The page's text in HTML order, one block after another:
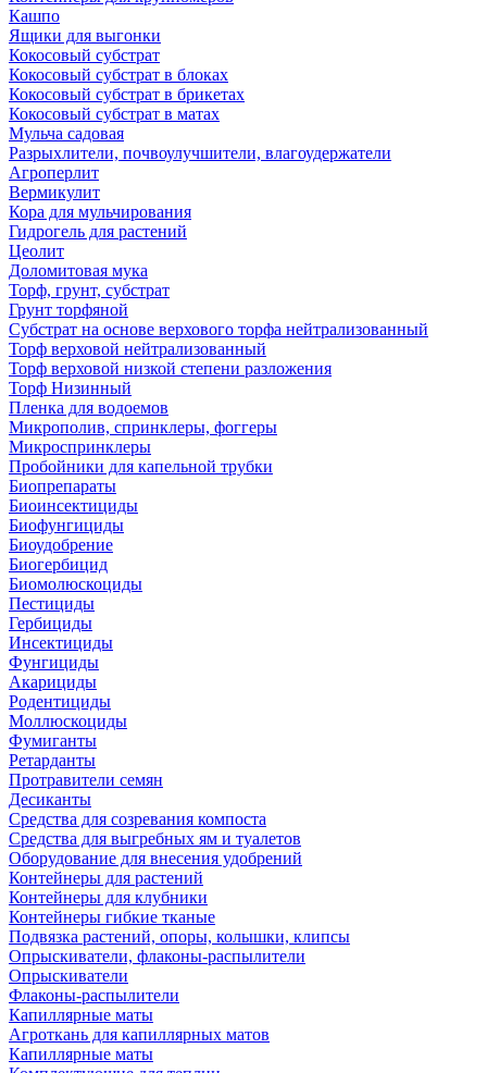
Кашпо
Ящики для выгонки
Кокосовый субстрат
Кокосовый субстрат в блоках
Кокосовый субстрат в брикетах
Кокосовый субстрат в матах
Мульча садовая
Разрыхлители, почвоулучшители, влагоудержатели
Агроперлит
Вермикулит
Кора для мульчирования
Гидрогель для растений
Цеолит
Доломитовая мука
Торф, грунт, субстрат
Грунт торфяной
Субстрат на основе верхового торфа нейтрализованный
Торф верховой нейтрализованный
Торф верховой низкой степени разложения
Торф Низинный
Пленка для водоемов
Микрополив, спринклеры, фоггеры
Микроспринклеры
Пробойники для капельной трубки
Биопрепараты
Биоинсектициды
Биофунгициды
Биоудобрение
Биогербицид
Биомолюскоциды
Пестициды
Гербициды
Инсектициды
Фунгициды
Акарициды
Родентициды
Моллюскоциды
Фумиганты
Ретарданты
Протравители семян
Десиканты
Средства для созревания компоста
Средства для выгребных ям и туалетов
Оборудование для внесения удобрений
Контейнеры для растений
Контейнеры для клубники
Контейнеры гибкие тканые
Подвязка растений, опоры, колышки, клипсы
Опрыскиватели, флаконы-распылители
Опрыскиватели
Флаконы-распылители
Капиллярные маты
Агроткань для капиллярных матов
Капиллярные маты